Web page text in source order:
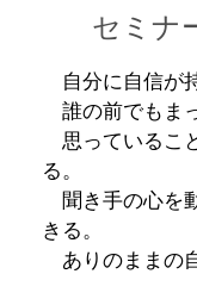
セミナ
自分に自信が
誰の前でもま
思っているこ
る。
聞き手の心を
きる。
ありのままの